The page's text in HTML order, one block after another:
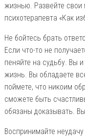
жизнью. Развейте
психотерапевта «Как
Не бойтесь брать
Если что-то не
пеняйте на судьбу. Вы
жизнь. Вы обладаете
поймете, что никоим
сможете быть
обязаны доказывать.
Воспринимайте